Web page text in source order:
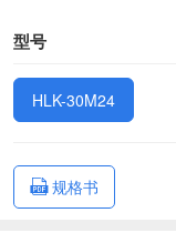
型号
HLK-30M24
规格书